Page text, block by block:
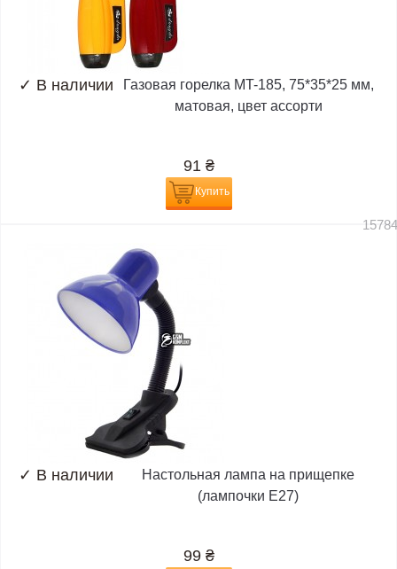
✓ В наличии
Газовая горелка MT-185, 75*35*25 мм,
матовая, цвет ассорти
91 ₴
Купить
✓ В наличии
Настольная лампа на прищепке
(лампочки E27)
99 ₴